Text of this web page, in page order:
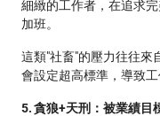
細緻的工作者，在追求
加班。
這類"社畜"的壓力往往來
會設定超高標準，導致工
5. 貪狼+天刑：被業績目